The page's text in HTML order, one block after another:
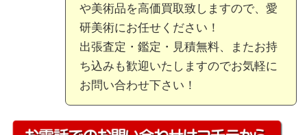
や美術品を高価買取致しますので、愛
研美術にお任せください！
出張査定・鑑定・見積無料、またお持
ち込みも歓迎いたしますのでお気軽に
お問い合わせ下さい！